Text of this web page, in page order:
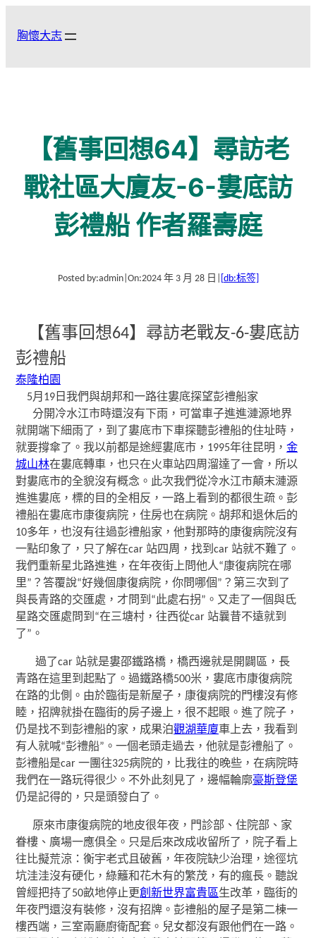
胸懷大志
【舊事回想64】尋訪老
戰社區大廈友-6-婁底訪
彭禮船 作者羅壽庭
Posted by:admin| On:2024 年 3 月 28 日 [db:标签]
【舊事回想64】尋訪老戰友-6-婁底訪
彭禮船
泰隆柏園
5月19日我們與胡邦和一路往婁底探望彭禮船家
分開冷水江市時還沒有下雨，可當車子進進漣源地界
就開端下細雨了，到了婁底市下車探聽彭禮船的住址時，
就要撐傘了。我以前都是途經婁底市，1995年往昆明，金
城山林在婁底轉車，也只在火車站四周溜達了一會，所以
對婁底市的全貌沒有概念。此次我們從冷水江市顛末漣源
進進婁底，標的目的全相反，一路上看到的都很生疏。彭
禮船在婁底市康復病院，住房也在病院。胡邦和退休后的
10多年，也沒有往過彭禮船家，他對那時的康復病院沒有
一點印象了，只了解在car 站四周，找到car 站就不難了。
我們重新星北路進進，在年夜街上問他人“康復病院在哪
里”？答覆說“好幾個康復病院，你問哪個”？第三次到了
與長青路的交匯處，才問到“此處右拐”。又走了一個與氐
星路交匯處問到“在三塘村，往西從car 站曩昔不遠就到
了”。
過了car 站就是婁邵鐵路橋，橋西邊就是開闢區，長
青路在這里到起點了。過鐵路橋500米，婁底市康復病院
在路的北側。由於臨街是新屋子，康復病院的門樓沒有修
睦，招牌就掛在臨街的房子邊上，很不起眼。進了院子，
仍是找不到彭禮船的家，成果泊觀湖華廈車上去，我看到
有人就喊“彭禮船”。一個老頭走過去，他就是彭禮船了。
彭禮船是car 一團往325病院的，比我往的晚些，在病院時
我們在一路玩得很少。不外此刻見了，邊幅輪廓豪斯登堡
仍是記得的，只是頭發白了。
原來市康復病院的地皮很年夜，門診部、住院部、家
眷樓、廣場一應俱全。只是后來改成收留所了，院子看上
往比擬荒涼：衡宇老式且破舊，年夜院缺少治理，途徑坑
坑洼洼沒有硬化，綠籬和花木有的繁茂，有的瘋長。聽說
曾經把持了50畝地停止更創新世界富貴區生改革，臨街的
年夜門還沒有裝修，沒有招牌。彭禮船的屋子是第二棟一
樓西端，三室兩廳廚衛配套。兒女都沒有跟他們在一路。